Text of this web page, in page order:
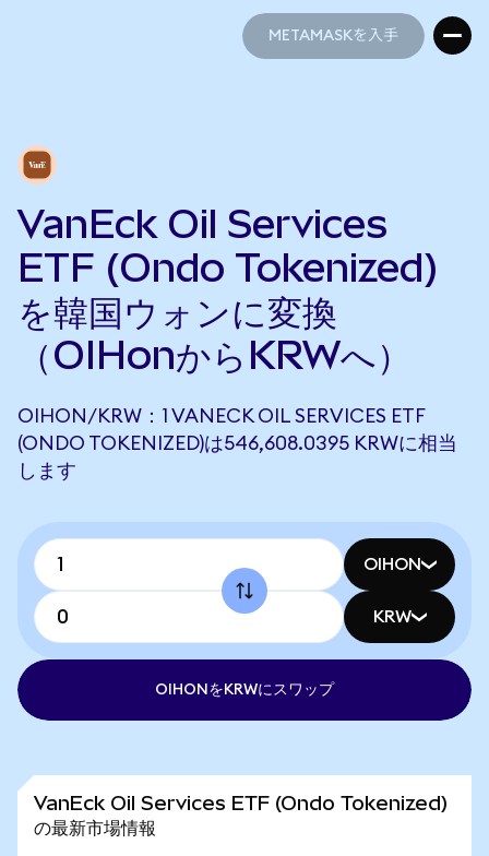
METAMASKを入手
VanEck Oil Services
ETF (Ondo Tokenized)
を韓国ウォンに変換
（OIHonからKRWへ）
OIHON/KRW：1 VANECK OIL SERVICES ETF
(ONDO TOKENIZED)は546,608.0395 KRWに相当
します
OIHON
KRW
OIHONをKRWにスワップ
VanEck Oil Services ETF (Ondo Tokenized)
の最新市場情報